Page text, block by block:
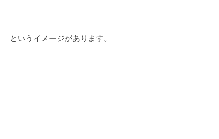
というイメージがあります。